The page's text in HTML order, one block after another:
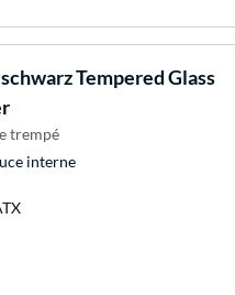
Tempered Glass
trempé
interne